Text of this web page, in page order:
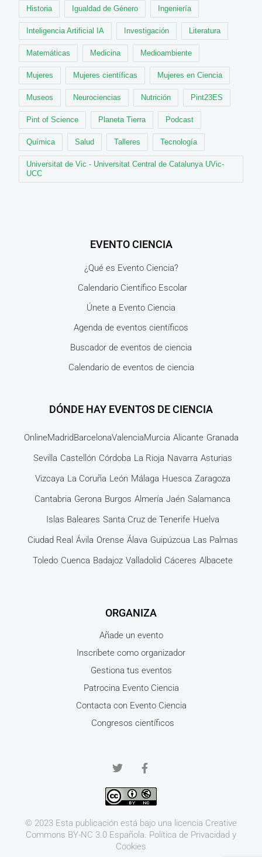
Historia Igualdad de Género Ingeniería
Inteligencia Artificial IA Investigación Literatura
Matemáticas Medicina Medioambiente
Mujeres Mujeres científicas Mujeres en Ciencia
Museos Neurociencias Nutrición Pint23ES
Pint of Science Planeta Tierra Podcast
Química Salud Talleres Tecnología
Universitat de Vic - Universitat Central de Catalunya UVic-
UCC
EVENTO CIENCIA
¿Qué es Evento Ciencia?
Calendario Científico Escolar
Únete a Evento Ciencia
Agenda de eventos científicos
Buscador de eventos de ciencia
Calendario de eventos de ciencia
DÓNDE HAY EVENTOS DE CIENCIA
OnlineMadridBarcelonaValenciaMurcia Alicante Granada
Sevilla Castellón Córdoba La Rioja Navarra Asturias
Vizcaya La Coruña León Málaga Huesca Zaragoza
Cantabria Gerona Burgos Almería Jaén Salamanca
Islas Baleares Santa Cruz de Tenerife Huelva
Ciudad Real Ávila Orense Álava Guipúzcua Las Palmas
Toledo Cuenca Badajoz Valladolid Cáceres Albacete
ORGANIZA
Añade un evento
Inscríbete como organizador
Gestiona tus eventos
Patrocina Evento Ciencia
Contacta con Evento Ciencia
Congresos científicos
© 2023 Esta publicación está bajo una licencia Creative
Commons BY-NC 3.0 Española. Política de Privacidad y
Cookies